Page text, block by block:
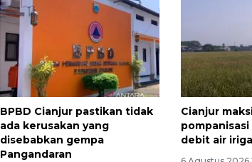
BPBD Cianjur pastikan tidak
ada kerusakan yang
disebabkan gempa
Pangandaran
Cianjur
debit air
Awas penipuan
2026-08-07 13:45:00